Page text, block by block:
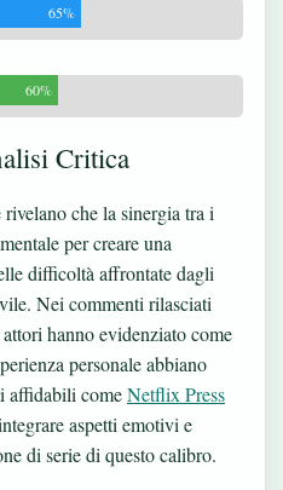
65%
60%
Critica
che la sinergia tra i
per creare una
difficoltà affrontate dagli
Nei commenti rilasciati
hanno evidenziato come
personale abbiano
affidabili comeNetflix Press
aspetti emotivi e
di serie di questo calibro.